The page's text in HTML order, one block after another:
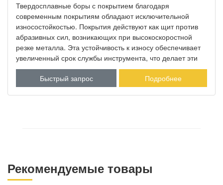
Твердосплавные боры с покрытием благодаря
современным покрытиям обладают исключительной
износостойкостью. Покрытия действуют как щит против
абразивных сил, возникающих при высокоскоростной
резке металла. Эта устойчивость к износу обеспечивает
увеличенный срок службы инструмента, что делает эти
боры надежным выбором для применений, требующих
долговечности и прочности.
Быстрый запрос Подробнее
Рекомендуемые товары